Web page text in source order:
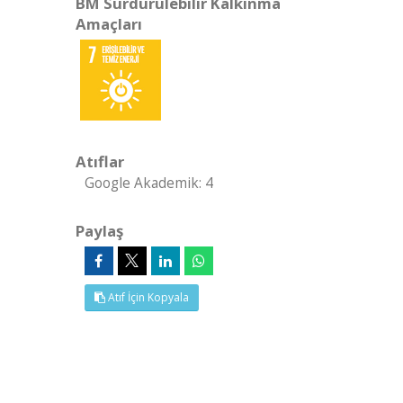
Amaçları
Atıflar
Google Akademik: 4
Paylaş
Atıf İçin Kopyala